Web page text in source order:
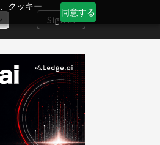
クッキー
同意する
Sign In